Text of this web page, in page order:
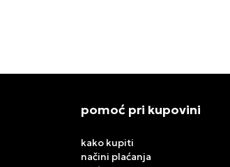
pomoć pri kupovini
kako kupiti
načini plaćanja